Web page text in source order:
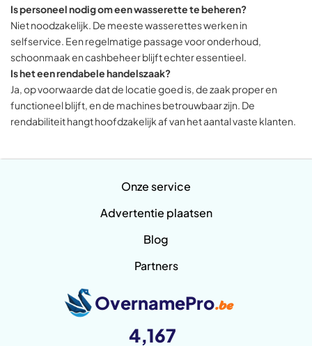
Is personeel nodig om een wasserette te beheren?
Niet noodzakelijk. De meeste wasserettes werken in
selfservice. Een regelmatige passage voor onderhoud,
schoonmaak en cashbeheer blijft echter essentieel.
Is het een rendabele handelszaak?
Ja, op voorwaarde dat de locatie goed is, de zaak proper en
functioneel blijft, en de machines betrouwbaar zijn. De
rendabiliteit hangt hoofdzakelijk af van het aantal vaste klanten.
Onze service
Advertentie plaatsen
Blog
Partners
OvernamePro.be
4,167